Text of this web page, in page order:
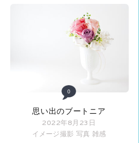
0
思い出のブートニア
2022年8月23日
イメージ撮影 写真 雑感